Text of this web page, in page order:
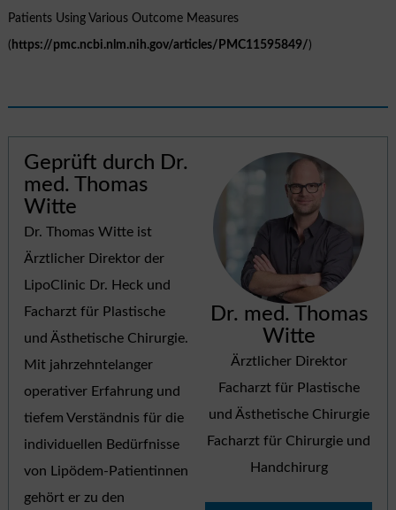
Patients Using Various Outcome Measures
( https://pmc.ncbi.nlm.nih.gov/articles/PMC11595849/ )
Geprüft durch Dr.
med. Thomas
Witte
Dr. Thomas Witte ist
Ärztlicher Direktor der
LipoClinic Dr. Heck und
Facharzt für Plastische
und Ästhetische Chirurgie.
Mit jahrzehntelanger
operativer Erfahrung und
tiefem Verständnis für die
individuellen Bedürfnisse
von Lipödem-Patientinnen
gehört er zu den
Dr. med. Thomas
Witte
Ärztlicher Direktor
Facharzt für Plastische
und Ästhetische Chirurgie
Facharzt für Chirurgie und
Handchirurg